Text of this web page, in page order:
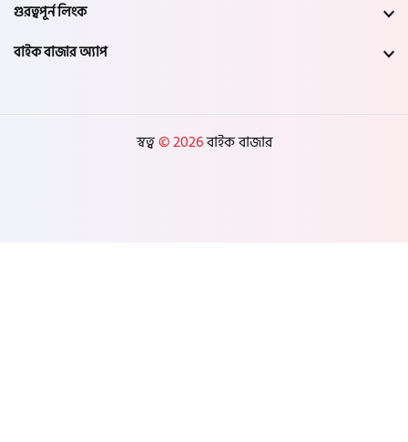
গুরত্বপূর্ন লিংক
বাইক বাজার অ্যাপ
স্বত্ব© 2026বাইক বাজার